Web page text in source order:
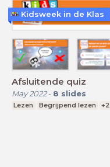
Afsluitende quiz
May 2022- 8 slides
Lezen Begrijpend lezen +2
Kidsweek in de Klas